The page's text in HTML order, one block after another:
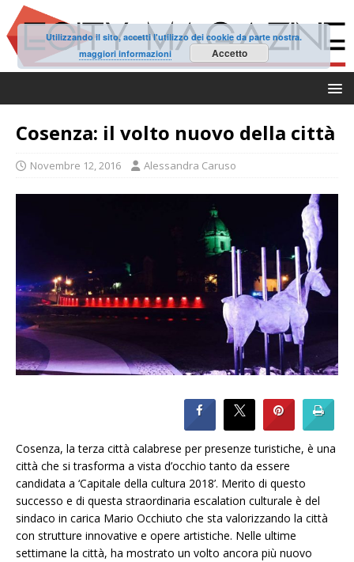
Cosenza: il volto nuovo della città
Novembre 12, 2016 Alessandra Caruso
Cosenza, la terza città calabrese per presenze turistiche, è una
città che si trasforma a vista d’occhio tanto da essere
candidata a ‘Capitale della cultura 2018’. Merito di questo
successo e di questa straordinaria escalation culturale è del
sindaco in carica Mario Occhiuto che sta valorizzando la città
con strutture innovative e opere artistiche. Nelle ultime
settimane la città, ha mostrato un volto ancora più nuovo
Utilizzando il sito, accetti l'utilizzo dei cookie da parte nostra.
maggiori informazioni
Accetto